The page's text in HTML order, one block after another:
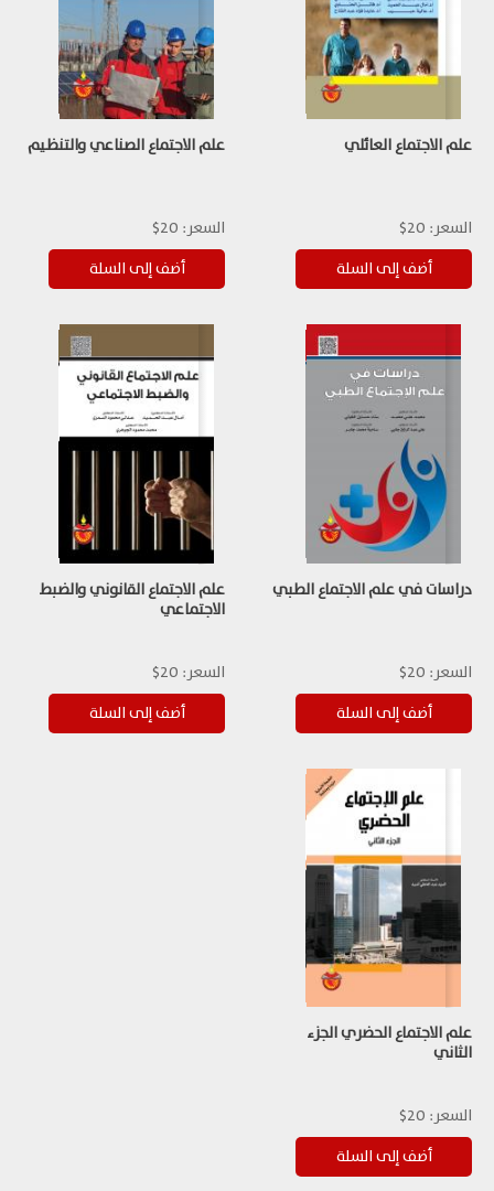
علم الاجتماع العائلي
السعر: 20$
علم الاجتماع الصناعي والتنظيم
السعر: 20$
دراسات في علم الاجتماع الطبي
السعر: 20$
علم الاجتماع القانوني والضبط
الاجتماعي
السعر: 20$
علم الاجتماع الحضري الجزء
الثاني
السعر: 20$